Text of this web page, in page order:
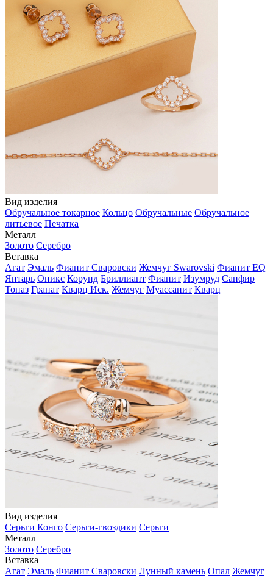
Вид изделия
Обручальное токарное Кольцо Обручальные Обручальное
литьевое Печатка
Металл
Золото Серебро
Вставка
Агат Эмаль Фианит Сваровски Жемчуг Swarovski Фианит EQ
Янтарь Оникс Корунд Бриллиант Фианит Изумруд Сапфир
Топаз Гранат Кварц Иск. Жемчуг Муассанит Кварц
Вид изделия
Серьги Конго Серьги-гвоздики Серьги
Металл
Золото Серебро
Вставка
Агат Эмаль Фианит Сваровски Лунный камень Опал Жемчуг